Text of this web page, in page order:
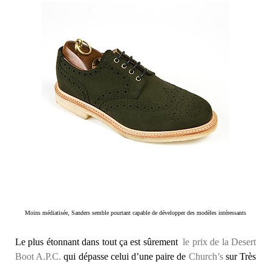
Moins médiatisée, Sanders semble pourtant capable de développer des modèles intéressants
Le plus étonnant dans tout ça est sûrementle prix de la Desert
Boot A.P.C. qui dépasse celui d’une paire de Church’ssur Très